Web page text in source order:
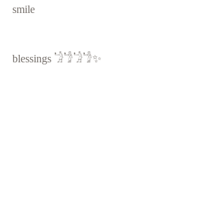
smile
blessings 𓁋𓁙𓁋𓁙✨